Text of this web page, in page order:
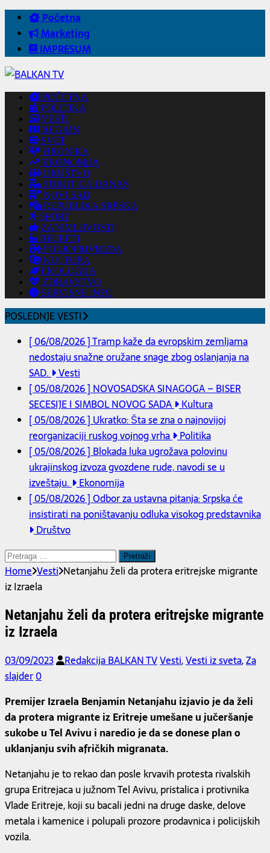
Početna
Marketing
IMPRESUM
POČETNA
POLITIKA
VESTI
REGION
SVET
HRONIKA
EKONOMIJA
DRUŠTVO
SUBOTICA DANAS
NOVI SAD
REPUBLIKA SRPSKA
SPORT
ZANIMLJIVOSTI
RECEPTI
POLJOPRIVREDA
KULTURA
EKOLOGIJA
ZDRAVSTVO
SERVISNE INFO
POSLEDNJE VESTI
[ 06/08/2026 ]Tramp kaže da evropskim zemljama
nedostaju snažne oružane snage zbog oslanjanja na
SAD.
Vesti
[ 05/08/2026 ] NOVOSADSKA SINAGOGA – BISER
SECESIJE I SIMBOL NOVOG SADA
Kultura
[ 05/08/2026 ] Ukratko: Šta se zna o najnovijoj
reorganizaciji ruskog vojnog vrha
Politika
[ 05/08/2026 ] Blokada luka ugrožava polovinu
ukrajinskog izvoza gvozdene rude, navodi se u
izveštaju.
Ekonomija
[ 05/08/2026 ]Odbor za ustavna pitanja: Srpska će
insistirati na poništavanju odluka visokog predstavnika
Društvo
Pretraga
za:
Home Vesti Netanjahu želi da protera eritrejske migrante
iz Izraela
Netanjahu želi da protera eritrejske migrante
iz Izraela
03/09/2023 Redakcija BALKAN TVVesti,Vesti iz sveta,Za
slajder0
Premijer Izraela Benjamin Netanjahu izjavio je da želi
da protera migrante iz Eritreje umešane u jučeršanje
sukobe u Tel Avivu i naredio je da se donese plan o
uklanjanju svih afričkih migranata.
Netanjahu je to rekao dan posle krvavih protesta rivalskih
grupa Eritrejaca u južnom Tel Avivu, pristalica i protivnika
Vlade Eritreje, koji su bacali jedni na druge daske, delove
metala i kamenice i polupali prozore prodavnica i policijskih
vozila.